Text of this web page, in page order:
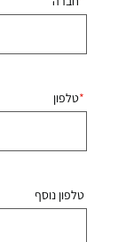
טלפון
טלפון נוסף